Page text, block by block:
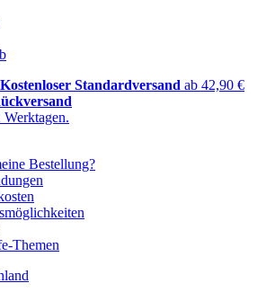
Standardversand ab 42,90 €
Bestellung?
Themen